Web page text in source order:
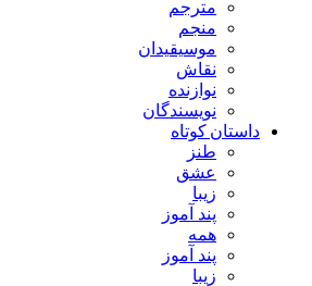
مترجم
منجم
موسیقیدان
نقاش
نوازنده
نویسندگان
داستان کوتاه
طنز
عشق
زیبا
پند آموز
همه
پند آموز
زیبا